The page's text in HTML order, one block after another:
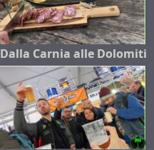
Dalla Carnia alle Dolomiti